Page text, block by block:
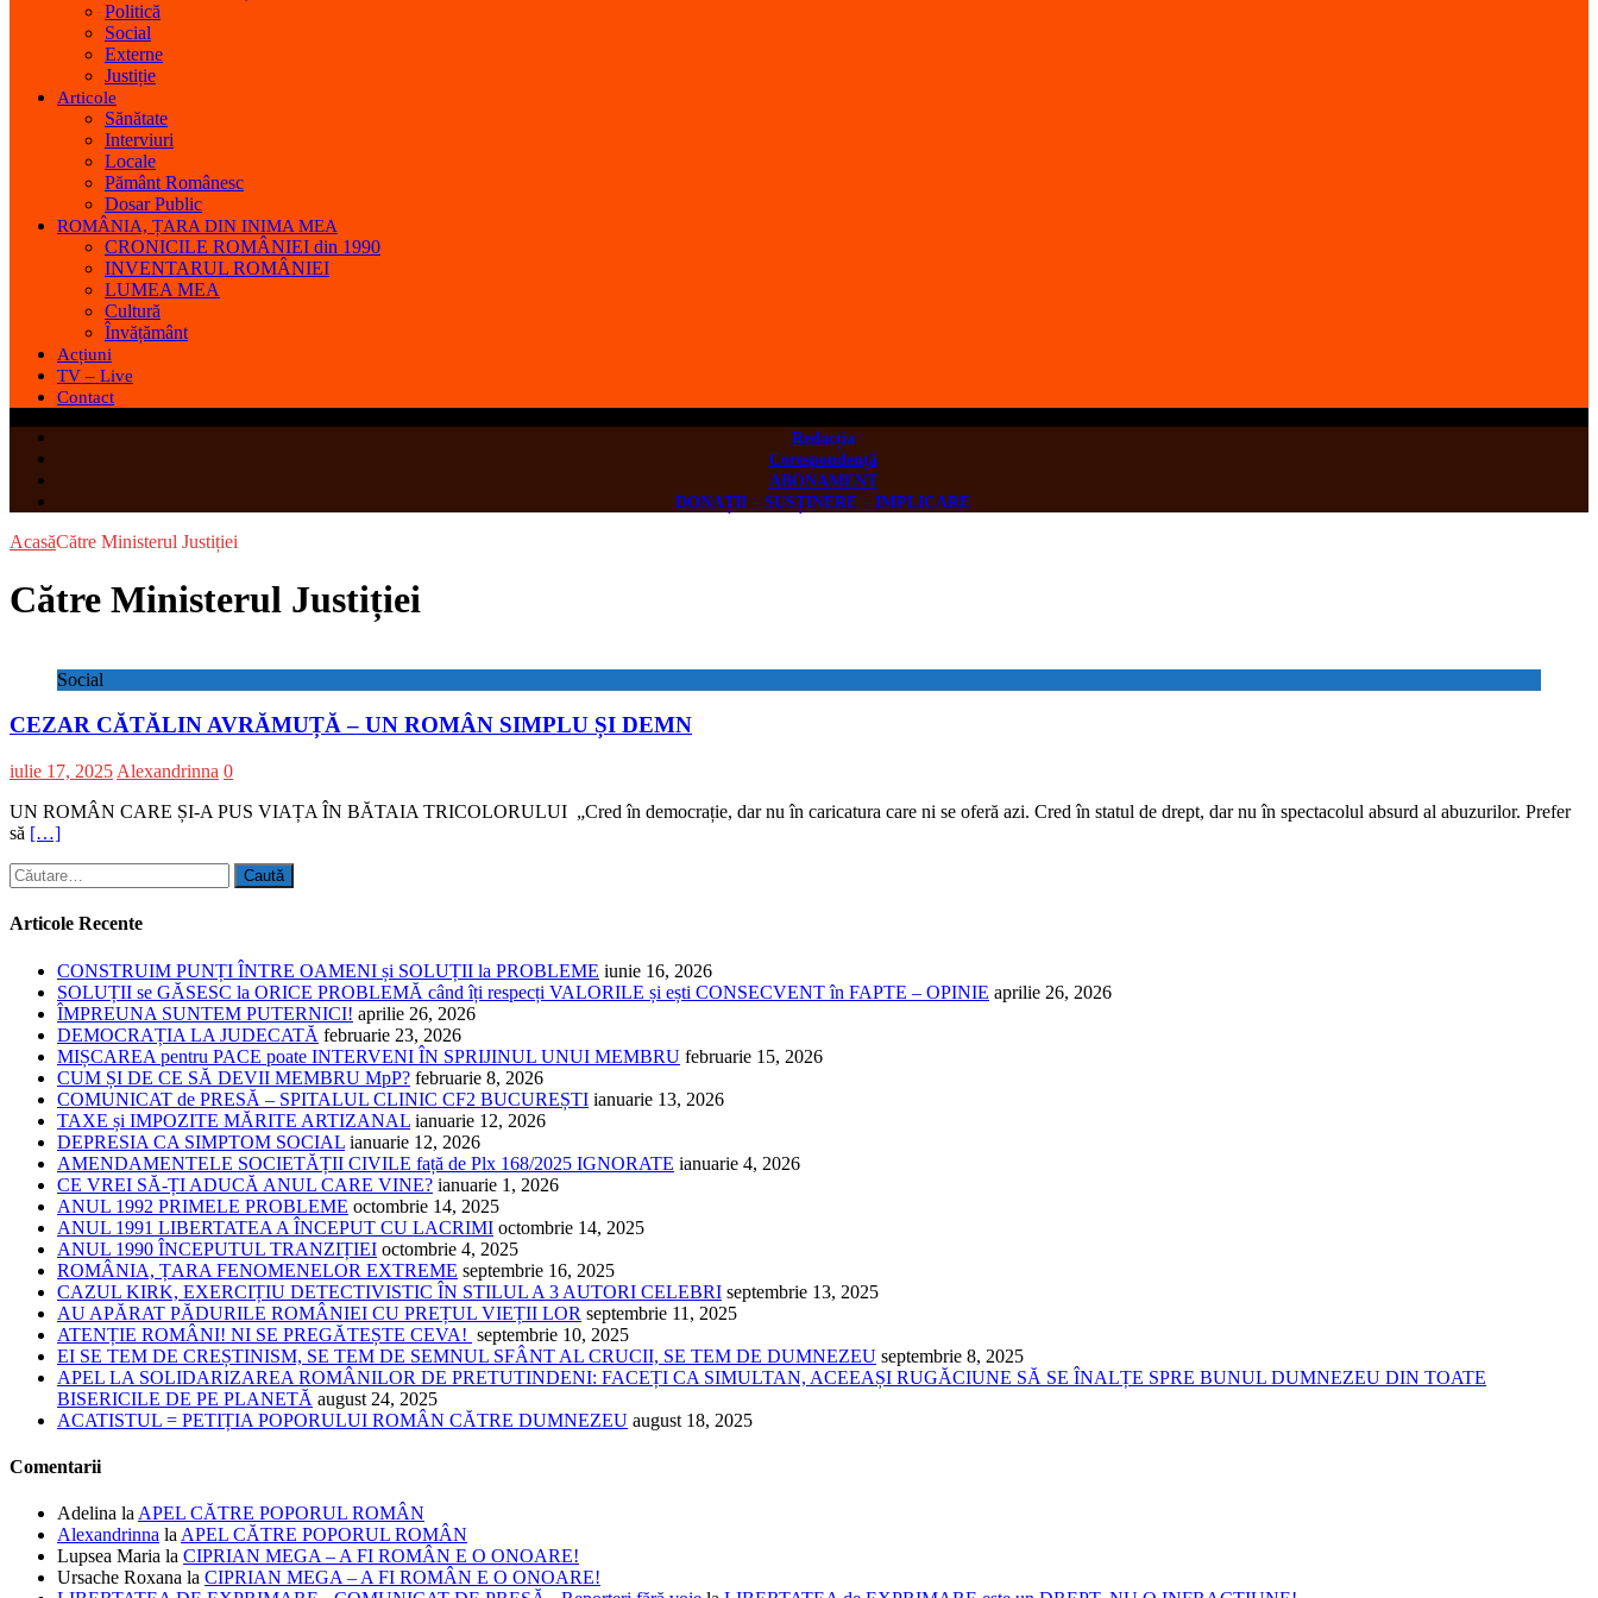
Politică
Social
Externe
Justiție
Articole
Sănătate
Interviuri
Locale
Pământ Românesc
Dosar Public
ROMÂNIA, ȚARA DIN INIMA MEA
CRONICILE ROMÂNIEI din 1990
INVENTARUL ROMÂNIEI
LUMEA MEA
Cultură
Învățământ
Acțiuni
TV – Live
Contact
Redacția
Corespondență
ABONAMENT
DONAȚII – SUSȚINERE – IMPLICARE
AcasăCătre Ministerul Justiției
Către Ministerul Justiției
Social
CEZAR CĂTĂLIN AVRĂMUȚĂ – UN ROMÂN SIMPLU ȘI DEMN
iulie 17, 2025 Alexandrinna 0
UN ROMÂN CARE ȘI-A PUS VIAȚA ÎN BĂTAIA TRICOLORULUI „Cred în democrație, dar nu în caricatura care ni se oferă azi. Cred în statul de drept, dar nu în spectacolul absurd al abuzurilor. Prefer
să […]
Caută
după:
Articole Recente
CONSTRUIM PUNȚI ÎNTRE OAMENI și SOLUȚII la PROBLEME iunie 16, 2026
SOLUȚII se GĂSESC la ORICE PROBLEMĂ când îți respecți VALORILE și ești CONSECVENT în FAPTE – OPINIE aprilie 26, 2026
ÎMPREUNA SUNTEM PUTERNICI! aprilie 26, 2026
DEMOCRAȚIA LA JUDECATĂ februarie 23, 2026
MIȘCAREA pentru PACE poate INTERVENI ÎN SPRIJINUL UNUI MEMBRU februarie 15, 2026
CUM ȘI DE CE SĂ DEVII MEMBRU MpP? februarie 8, 2026
COMUNICAT de PRESĂ – SPITALUL CLINIC CF2 BUCUREȘTI ianuarie 13, 2026
TAXE și IMPOZITE MĂRITE ARTIZANAL ianuarie 12, 2026
DEPRESIA CA SIMPTOM SOCIAL ianuarie 12, 2026
AMENDAMENTELE SOCIETĂȚII CIVILE față de Plx 168/2025 IGNORATE ianuarie 4, 2026
CE VREI SĂ-ȚI ADUCĂ ANUL CARE VINE? ianuarie 1, 2026
ANUL 1992 PRIMELE PROBLEME octombrie 14, 2025
ANUL 1991 LIBERTATEA A ÎNCEPUT CU LACRIMI octombrie 14, 2025
ANUL 1990 ÎNCEPUTUL TRANZIȚIEI octombrie 4, 2025
ROMÂNIA, ȚARA FENOMENELOR EXTREME septembrie 16, 2025
CAZUL KIRK, EXERCIȚIU DETECTIVISTIC ÎN STILUL A 3 AUTORI CELEBRI septembrie 13, 2025
AU APĂRAT PĂDURILE ROMÂNIEI CU PREȚUL VIEȚII LOR septembrie 11, 2025
ATENȚIE ROMÂNI! NI SE PREGĂTEȘTE CEVA! septembrie 10, 2025
EI SE TEM DE CREȘTINISM, SE TEM DE SEMNUL SFÂNT AL CRUCII, SE TEM DE DUMNEZEU septembrie 8, 2025
APEL LA SOLIDARIZAREA ROMÂNILOR DE PRETUTINDENI: FACEȚI CA SIMULTAN, ACEEAȘI RUGĂCIUNE SĂ SE ÎNALȚE SPRE BUNUL DUMNEZEU DIN TOATE
BISERICILE DE PE PLANETĂ august 24, 2025
ACATISTUL = PETIȚIA POPORULUI ROMÂN CĂTRE DUMNEZEU august 18, 2025
Comentarii
Adelina la APEL CĂTRE POPORUL ROMÂN
Alexandrinna la APEL CĂTRE POPORUL ROMÂN
Lupsea Maria la CIPRIAN MEGA – A FI ROMÂN E O ONOARE!
Ursache Roxana la CIPRIAN MEGA – A FI ROMÂN E O ONOARE!